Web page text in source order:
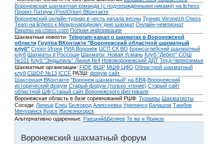
Воронежская шахматная команда (с подтверждёнными никами) на lichess
Проект Патиум (PostOrion) ВКонтакте
Воронежский онлайн-турнир в честь начала весны Турнир Voronezh Chess
Team на lichess к Международному дню шахмат Онлайн-чемпионат
Европы на chess.com Полная информация
Шахматные новости: Telegram-канал о шахматах в Воронежской
области Группа ВКонтакте "Воронежский областной шахматный
клуб" Спорт-Игрок РИА Воронеж ЦСП СК ВО Борисоглебский шахматный
клуб Шахматы в Россоши Шахматы. Новая Усмань Клуб "Дебют" СОШ
№101 Клуб "Эндшпиль" Лицея №4 Нововоронежский ДДТ Труд-Черноземье
Шахматные организации: FIDE ФШР МШФ ЦФО Областной шахматный
клуб СШОР №13 ICCF РАЗШ: форум сайт
Шахсекция ВКонтакте "Воронеж шахматный" на БВФ Воронежский
исторический форум Cтарый форум (только чтение) Старый сайт
областной ШФ Старый сайт Воронежского фестиваля
Воронежская область в базе соревнований РШФ: Турниры Шахматисты
Соседи: Липецк Елец Белгород Алексеевка Урюпинск Балашов Тамбов
Мичуринск Курск Железногорск
Альтернативно одаренные: Раецкий&Беляев Те же и Яриков
Воронежский шахматный форум